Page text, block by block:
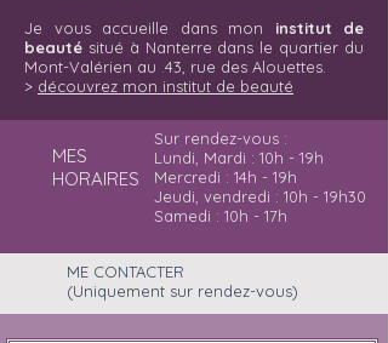
Je vous accueille dans mon institut de
beauté situé à Nanterre dans le quartier du
Mont-Valérien au .43, rue des Alouettes.
> découvrez mon institut de beauté
MES
HORAIRES
Sur rendez-vous :
Lundi, Mardi : 10h - 19h
Mercredi : 14h - 19h
Jeudi, vendredi : 10h - 19h30
Samedi : 10h - 17h
ME CONTACTER
(Uniquement sur rendez-vous)